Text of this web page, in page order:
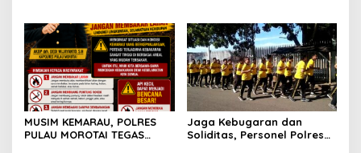
Kondusif
Lalu Lintas
MUSIM KEMARAU, POLRES
PULAU MOROTAI TEGAS
Jaga Kebugaran dan
Soliditas, Personel Polres